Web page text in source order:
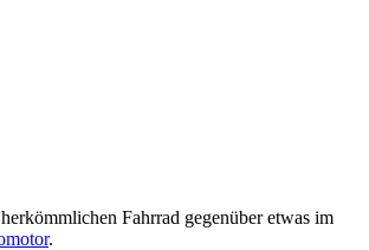
Fahrrad gegenüber etwas im
.